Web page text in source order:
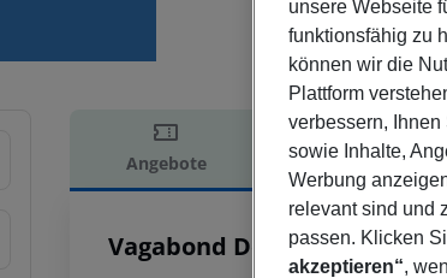
Angebote
Vagabond Downtown 0
unsere Webseite
funktionsfähig zu
können wir die
Plattform
verbessern, Ihnen
sowie Inhalte,
Werbung
relevant sind und
passen. Klicken
akzeptieren“,